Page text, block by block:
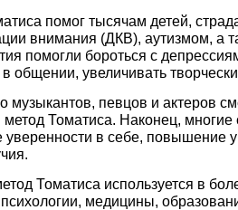
помог тысячам детей,
внимания (ДКВ), аутизмом, а
помогли бороться с
в общении, увеличивать
музыкантов, певцов и актеров
метод Томатиса. Наконец,
уверенности в себе,
Томатиса используется в
медицины,